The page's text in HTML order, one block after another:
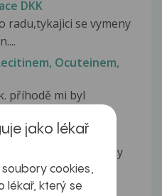
DKK
radu,tykajici se vymeny
Ocuteinem,
příhodě mi byl
po půl...
na vedlejší účinky
jako lékař
cookies,
lékař, který se